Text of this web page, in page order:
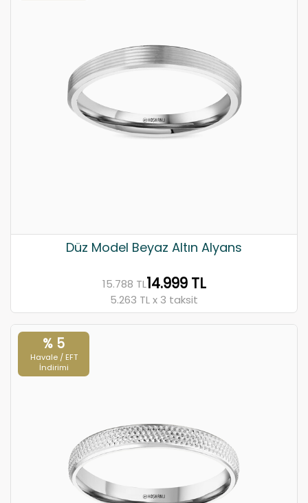
Düz Model Beyaz Altın Alyans
15.788 TL14.999 TL
5.263 TL x 3 taksit
% 5
Havale / EFT
İndirimi